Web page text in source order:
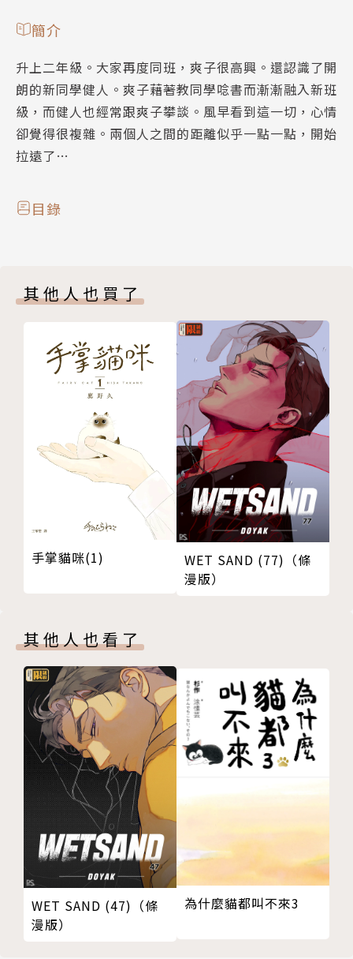
簡介
升上二年級。大家再度同班，爽子很高興。還認識了開
朗的新同學健人。爽子藉著教同學唸書而漸漸融入新班
級，而健人也經常跟爽子攀談。風早看到這一切，心情
卻覺得很複雜。兩個人之間的距離似乎一點一點，開始
拉遠了…
目錄
其他人也買了
手掌貓咪(1)
WET SAND (77)（條
漫版）
其他人也看了
WET SAND (47)（條
漫版）
為什麼貓都叫不來3